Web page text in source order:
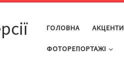
ГОЛОВНА АКЦЕНТИ
ФОТОРЕПОРТАЖІ